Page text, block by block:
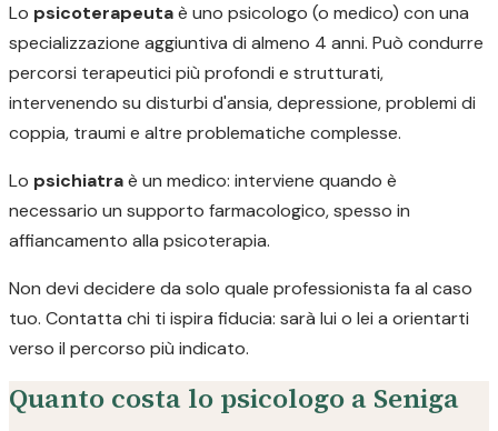
Lo psicoterapeutaè uno psicologo (o medico) con una
specializzazione aggiuntiva di almeno 4 anni. Può condurre
percorsi terapeutici più profondi e strutturati,
intervenendo su disturbi d'ansia, depressione, problemi di
coppia, traumi e altre problematiche complesse.
Lo psichiatraè un medico: interviene quando è
necessario un supporto farmacologico, spesso in
affiancamento alla psicoterapia.
Non devi decidere da solo quale professionista fa al caso
tuo. Contatta chi ti ispira fiducia: sarà lui o lei a orientarti
verso il percorso più indicato.
Quanto costa lo psicologo a Seniga